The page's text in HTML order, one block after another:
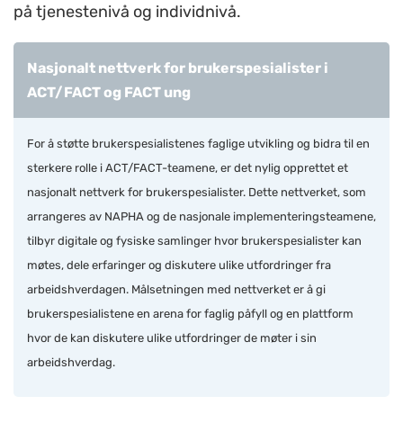
på tjenestenivå og individnivå.
Nasjonalt nettverk for brukerspesialister i
ACT/FACT og FACT ung
For å støtte brukerspesialistenes faglige utvikling og bidra til en
sterkere rolle i ACT/FACT-teamene, er det nylig opprettet et
nasjonalt nettverk for brukerspesialister. Dette nettverket, som
arrangeres av NAPHA og de nasjonale implementeringsteamene,
tilbyr digitale og fysiske samlinger hvor brukerspesialister kan
møtes, dele erfaringer og diskutere ulike utfordringer fra
arbeidshverdagen. Målsetningen med nettverket er å gi
brukerspesialistene en arena for faglig påfyll og en plattform
hvor de kan diskutere ulike utfordringer de møter i sin
arbeidshverdag.